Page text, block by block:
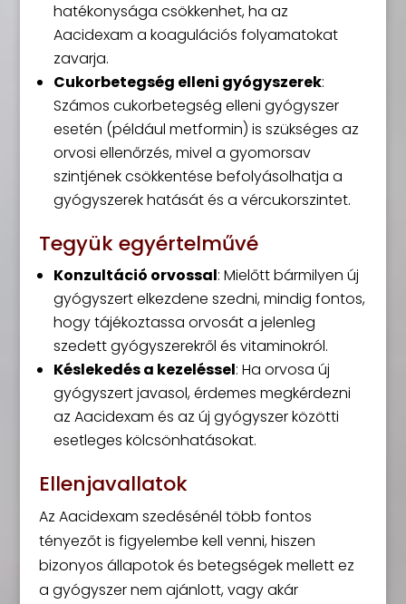
hatékonysága csökkenhet, ha az
Aacidexam a koagulációs folyamatokat
zavarja.
Cukorbetegség elleni gyógyszerek:
Számos cukorbetegség elleni gyógyszer
esetén (például metformin) is szükséges az
orvosi ellenőrzés, mivel a gyomorsav
szintjének csökkentése befolyásolhatja a
gyógyszerek hatását és a vércukorszintet.
Tegyük egyértelművé
Konzultáció orvossal: Mielőtt bármilyen új
gyógyszert elkezdene szedni, mindig fontos,
hogy tájékoztassa orvosát a jelenleg
szedett gyógyszerekről és vitaminokról.
Késlekedés a kezeléssel: Ha orvosa új
gyógyszert javasol, érdemes megkérdezni
az Aacidexam és az új gyógyszer közötti
esetleges kölcsönhatásokat.
Ellenjavallatok
Az Aacidexam szedésénél több fontos
tényezőt is figyelembe kell venni, hiszen
bizonyos állapotok és betegségek mellett ez
a gyógyszer nem ajánlott, vagy akár